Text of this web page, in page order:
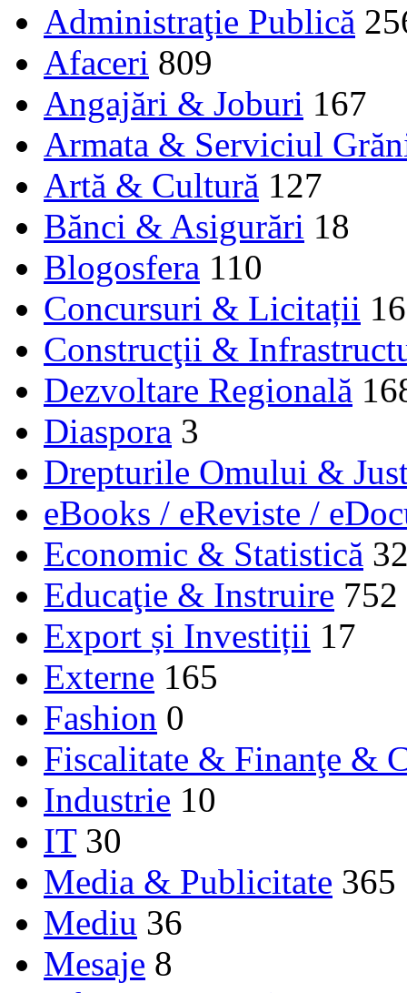
Administraţie Publică
Afaceri 809
Angajări & Joburi 167
Armata & Serviciul
Artă & Cultură 127
Bănci & Asigurări 18
Blogosfera 110
Concursuri & Licitații 16
Construcţii &
Dezvoltare Regională
Diaspora 3
Drepturile Omului &
eBooks / eReviste /
Economic & Statistică
Educaţie & Instruire 752
Export și Investiții 17
Externe 165
Fashion 0
Fiscalitate & Finanţe &
Industrie 10
IT 30
Media & Publicitate 365
Mediu 36
Mesaje 8